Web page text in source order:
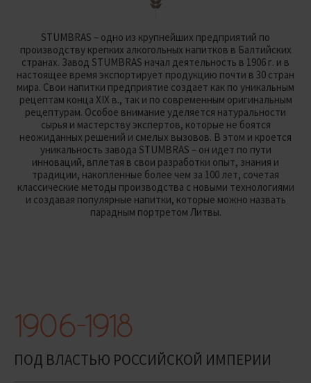
STUMBRAS – одно из крупнейших предприятий по
производству крепких алкогольных напитков в Балтийских
странах. Завод STUMBRAS начал деятельность в 1906 г. и в
настоящее время экспортирует продукцию почти в 30 стран
мира. Свои напитки предприятие создает как по уникальным
рецептам конца XIX в., так и по современным оригинальным
рецептурам. Особое внимание уделяется натуральности
сырья и мастерству экспертов, которые не боятся
неожиданных решений и смелых вызовов. В этом и кроется
уникальность завода STUMBRAS – он идет по пути
инноваций, вплетая в свои разработки опыт, знания и
традиции, накопленные более чем за 100 лет, сочетая
классические методы производства с новыми технологиями
и создавая популярные напитки, которые можно назвать
парадным портретом Литвы.
1906-1918
ПОД ВЛАСТЬЮ РОССИЙСКОЙ ИМПЕРИИ